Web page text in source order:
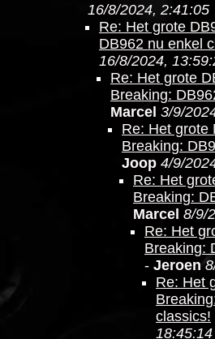
16/8/2024, 2:41:05
Re: Het grote
DB962 nu enkel
16/8/2024,
Re: Het grote
Breaking:
Marcel 3/9/
Re: Het grote
Breaking:
Joop 4/9/
Re: Het
Breaking:
Marcel 8/9/
Re: Het
Breaking:
- Jeroen
Re: Het
classics!
18:45:14